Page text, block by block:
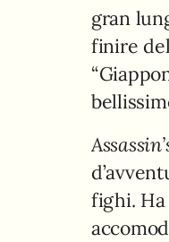
gran
finire
fighi.